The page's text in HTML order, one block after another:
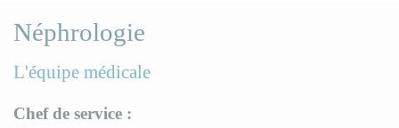
Néphrologie
L'équipe médicale
Chef de service :